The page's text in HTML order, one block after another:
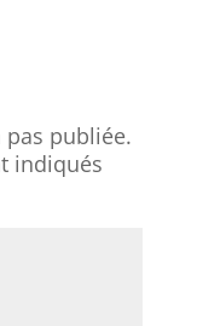
pas publiée.
indiqués